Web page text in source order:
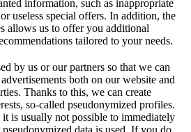
information, such as inappropriate
useless special offers. In addition, the
allows us to offer you additional
tailored to your needs.
by us or our partners so that we can
both on our website and
Thanks to this, we can create
so-called pseudonymized profiles.
is usually not possible to immediately